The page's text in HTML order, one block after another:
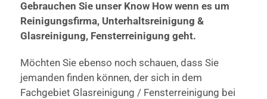
Gebrauchen Sie unser Know How wenn es um
Reinigungsfirma, Unterhaltsreinigung &
Glasreinigung, Fensterreinigung geht.
Möchten Sie ebenso noch schauen, dass Sie
jemanden finden können, der sich in dem
Fachgebiet Glasreinigung / Fensterreinigung bei